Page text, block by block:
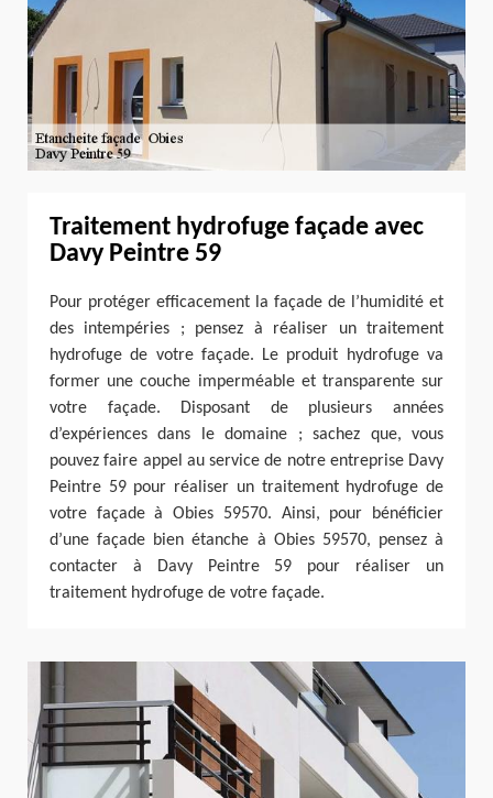
Traitement hydrofuge façade avec
Davy Peintre 59
Pour protéger efficacement la façade de l’humidité et
des intempéries ; pensez à réaliser un traitement
hydrofuge de votre façade. Le produit hydrofuge va
former une couche imperméable et transparente sur
votre façade. Disposant de plusieurs années
d’expériences dans le domaine ; sachez que, vous
pouvez faire appel au service de notre entreprise Davy
Peintre 59 pour réaliser un traitement hydrofuge de
votre façade à Obies 59570. Ainsi, pour bénéficier
d’une façade bien étanche à Obies 59570, pensez à
contacter à Davy Peintre 59 pour réaliser un
traitement hydrofuge de votre façade.